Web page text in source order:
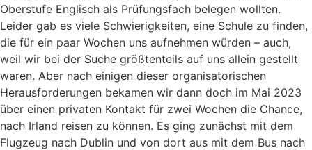
Oberstufe Englisch als Prüfungsfach belegen wollten.
Leider gab es viele Schwierigkeiten, eine Schule zu finden,
die für ein paar Wochen uns aufnehmen würden – auch,
weil wir bei der Suche größtenteils auf uns allein gestellt
waren. Aber nach einigen dieser organisatorischen
Herausforderungen bekamen wir dann doch im Mai 2023
über einen privaten Kontakt für zwei Wochen die Chance,
nach Irland reisen zu können. Es ging zunächst mit dem
Flugzeug nach Dublin und von dort aus mit dem Bus nach